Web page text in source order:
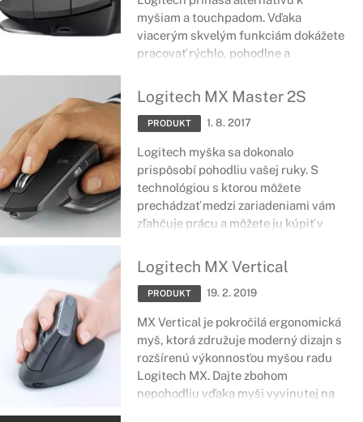
myšiam a touchpadom. Vďaka
viacerým skvelým funkciám dokážete
pracovať rýchlo, pohodlne a
Logitech MX Master 2S
PRODUKT 1. 8. 2017
Logitech myška sa dokonalo
prispôsobí pohodliu vašej ruky. S
technológiou s ktorou môžete
prechádzať medzi zariadeniami vám
zľahčuje prácu a môžete ju kúpiť v
Logitech MX Vertical
PRODUKT 19. 2. 2019
MX Vertical je pokročilá ergonomická
myš, ktorá združuje moderný dizajn s
rozšírenú výkonnosťou myšou radu
Logitech MX. Dajte zbohom
nepohodliu vďaka myši vyvinutej na